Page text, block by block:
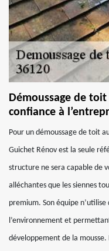
Démoussage de
confiance à
Pour un démoussage de toit
Guichet Rénov est la seule
structure ne sera capable de
alléchantes que les siennes
premium. Son équipe
l’environnement et
développement de la mousse.